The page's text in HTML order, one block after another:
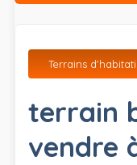
Terrains
terrain
vendre